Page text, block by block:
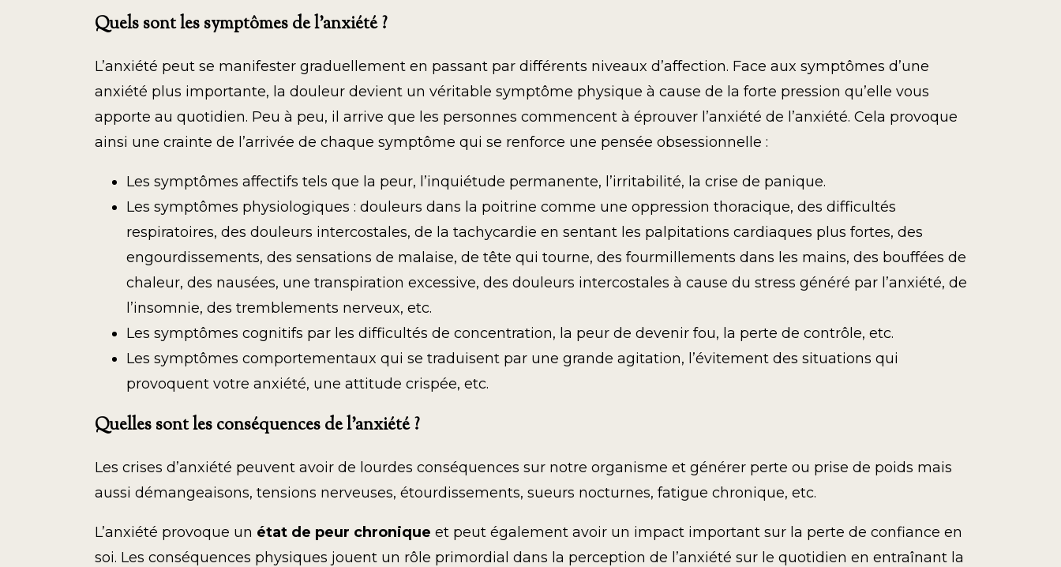
Quels sont les symptômes de l’anxiété ?
L’anxiété peut se manifester graduellement en passant par différents niveaux d’affection. Face aux symptômes d’une
anxiété plus importante, la douleur devient un véritable symptôme physique à cause de la forte pression qu’elle vous
apporte au quotidien. Peu à peu, il arrive que les personnes commencent à éprouver l’anxiété de l’anxiété. Cela provoque
ainsi une crainte de l’arrivée de chaque symptôme qui se renforce une pensée obsessionnelle :
Les symptômes affectifs tels que la peur, l’inquiétude permanente, l’irritabilité, la crise de panique.
Les symptômes physiologiques : douleurs dans la poitrine comme une oppression thoracique, des difficultés
respiratoires, des douleurs intercostales, de la tachycardie en sentant les palpitations cardiaques plus fortes, des
engourdissements, des sensations de malaise, de tête qui tourne, des fourmillements dans les mains, des bouffées de
chaleur, des nausées, une transpiration excessive, des douleurs intercostales à cause du stress généré par l’anxiété, de
l’insomnie, des tremblements nerveux, etc.
Les symptômes cognitifs par les difficultés de concentration, la peur de devenir fou, la perte de contrôle, etc.
Les symptômes comportementaux qui se traduisent par une grande agitation, l’évitement des situations qui
provoquent votre anxiété, une attitude crispée, etc.
Quelles sont les conséquences de l’anxiété ?
Les crises d’anxiété peuvent avoir de lourdes conséquences sur notre organisme et générer perte ou prise de poids mais
aussi démangeaisons, tensions nerveuses, étourdissements, sueurs nocturnes, fatigue chronique, etc.
L’anxiété provoque un état de peur chronique et peut également avoir un impact important sur la perte de confiance en
soi. Les conséquences physiques jouent un rôle primordial dans la perception de l’anxiété sur le quotidien en entraînant la